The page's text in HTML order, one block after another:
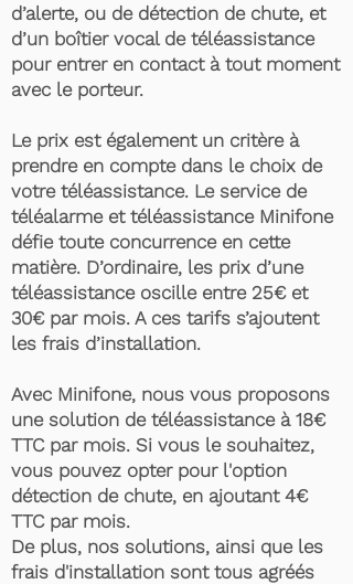
d’alerte, ou de détection de chute, et
d’un boîtier vocal de téléassistance
pour entrer en contact à tout moment
avec le porteur.
Le prix est également un critère à
prendre en compte dans le choix de
votre téléassistance. Le service de
téléalarme et téléassistance Minifone
défie toute concurrence en cette
matière. D’ordinaire, les prix d’une
téléassistance oscille entre 25€ et
30€ par mois. A ces tarifs s’ajoutent
les frais d’installation.
Avec Minifone, nous vous proposons
une solution de téléassistance à 18€
TTC par mois. Si vous le souhaitez,
vous pouvez opter pour l'option
détection de chute, en ajoutant 4€
TTC par mois.
De plus, nos solutions, ainsi que les
frais d'installation sont tous agréés